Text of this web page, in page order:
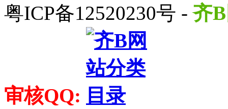
粤ICP备12520230号 -齐
审核QQ: